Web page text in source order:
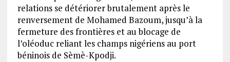
relations se détériorer brutalement après le
renversement de Mohamed Bazoum, jusqu’à la
fermeture des frontières et au blocage de
l’oléoduc reliant les champs nigériens au port
béninois de Sèmè-Kpodji.